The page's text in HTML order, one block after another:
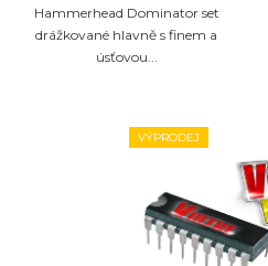
Hammerhead Dominator set
drážkované hlavně s finem a
úsťovou...
VÝPRODEJ